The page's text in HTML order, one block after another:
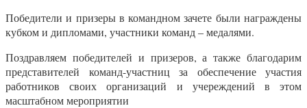
Победители и призеры в командном зачете были награждены
кубком и дипломами, участники команд – медалями.
Поздравляем победителей и призеров, а также благодарим
представителей команд-участниц за обеспечение участия
работников своих организаций и учереждений в этом
масштабном мероприятии